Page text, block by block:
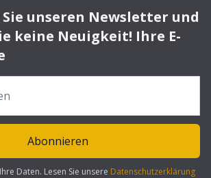
unseren Newsletter und
keine Neuigkeit! Ihre E-
Abonnieren
Daten. Lesen Sie unsere Datenschutzerklärung